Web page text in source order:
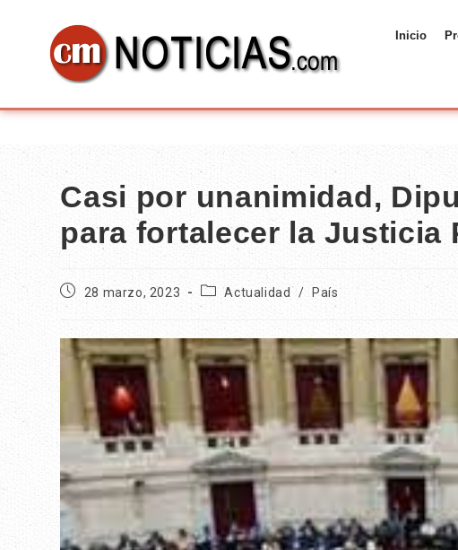
Inicio
Casi por unanimidad,
para fortalecer la Justicia
28 marzo, 2023 Actualidad / País